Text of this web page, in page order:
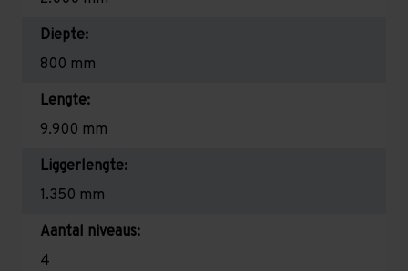
Diepte:
800 mm
Lengte:
9.900 mm
Liggerlengte:
1.350 mm
Aantal niveaus:
4